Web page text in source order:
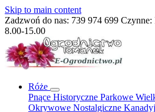
Skip to main content
Zadzwoń do nas: 739 974 699 Czynne:
8.00-15.00
Róże
Pnące Historyczne Parkowe
Okrywowe Nostalgiczne